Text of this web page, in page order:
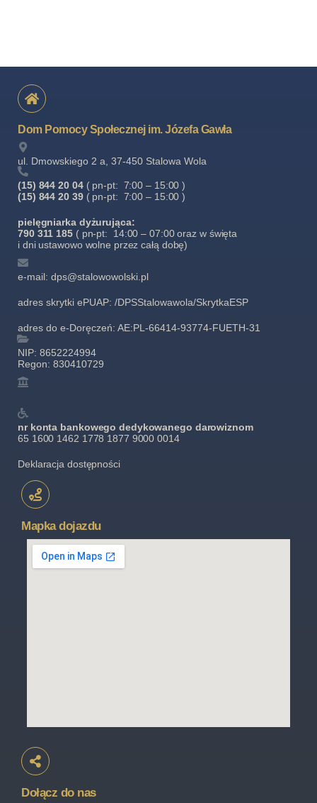
Dom Pomocy Społecznej im. Józefa Gawła
ul. Dmowskiego 2 a, 37-450 Stalowa Wola
(15) 844 20 04 ( pn-pt: 7:00 – 15:00 )
(15) 844 20 39( pn-pt: 7:00 – 15:00 )
pielęgniarka dyżurująca:
790 311 185( pn-pt: 14:00 – 07:00 oraz w święta
i dni ustawowo wolne przez całą dobę)
e-mail: dps@stalowowolski.pl
adres skrytki ePUAP: /DPSStalowawola/SkrytkaESP
adres do e-Doręczeń: AE:PL-66414-93774-FUETH-31
NIP: 8652224994
Regon: 830410729
nr konta bankowego dedykowanego darowiznom
65 1600 1462 1778 1877 9000 0014
Deklaracja dostępności
Mapka dojazdu
Dołącz do nas